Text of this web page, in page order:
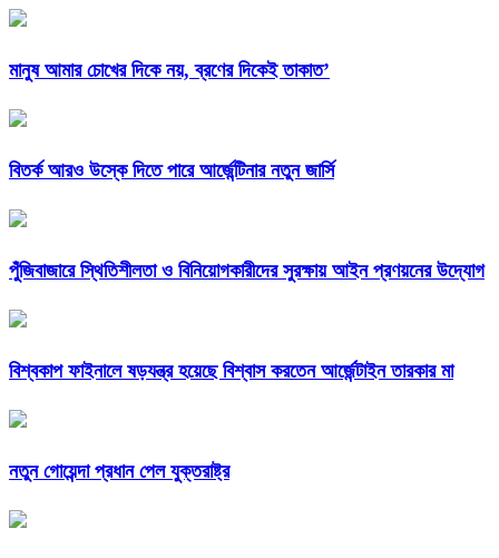
মানুষ আমার চোখের দিকে নয়, ব্রণের দিকেই তাকাত’
বিতর্ক আরও উস্কে দিতে পারে আর্জেন্টিনার নতুন জার্সি
পুঁজিবাজারে স্থিতিশীলতা ও বিনিয়োগকারীদের সুরক্ষায় আইন প্রণয়নের উদ্যোগ
বিশ্বকাপ ফাইনালে ষড়যন্ত্র হয়েছে বিশ্বাস করতেন আর্জেন্টাইন তারকার মা
নতুন গোয়েন্দা প্রধান পেল যুক্তরাষ্ট্র